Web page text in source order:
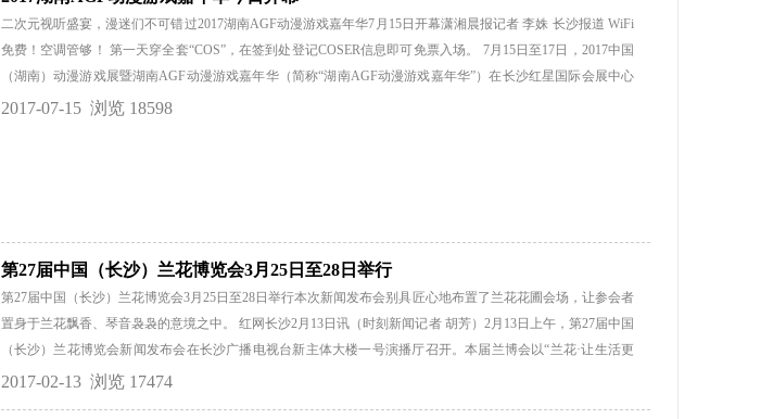
二次元视听盛宴，漫迷们不可错过2017湖南AGF动漫游戏嘉年华7月15日开幕潇湘晨报记者 李姝 长沙报道 WiFi
免费！空调管够！ 第一天穿全套“COS”，在签到处登记COSER信息即可免票入场。 7月15日至17日，2017中国
（湖南）动漫游戏展暨湖南AGF动漫游戏嘉年华（简称“湖南AGF动漫游戏嘉年华”）在长沙红星国际会展中心
开启一场激情畅爽的二次元视听盛宴。 本届展会由潇湘晨报、腾讯·大湘网、长沙晚报报业集团、长沙信息产业
区，还将带来黑科技VR技术体验...
2017-07-15 浏览 18598
第27届中国（长沙）兰花博览会3月25日至28日举行
第27届中国（长沙）兰花博览会3月25日至28日举行本次新闻发布会别具匠心地布置了兰花花圃会场，让参会者
置身于兰花飘香、琴音袅袅的意境之中。 红网长沙2月13日讯（时刻新闻记者 胡芳）2月13日上午，第27届中国
（长沙）兰花博览会新闻发布会在长沙广播电视台新主体大楼一号演播厅召开。本届兰博会以“兰花·让生活更
美好”为主题，将于3月25日至28日在长沙举行。 本次新闻发布会别具匠心地布置了兰花花圃会场，让参会者置
2017-02-13 浏览 17474